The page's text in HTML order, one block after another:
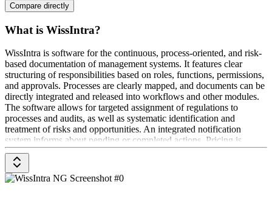
Compare directly
What is WissIntra?
WissIntra is software for the continuous, process-oriented, and risk-
based documentation of management systems. It features clear
structuring of responsibilities based on roles, functions, permissions,
and approvals. Processes are clearly mapped, and documents can be
directly integrated and released into workflows and other modules.
The software allows for targeted assignment of regulations to
processes and audits, as well as systematic identification and
treatment of risks and opportunities. An integrated notification
system informs about pending or completed actions. Pricing is
available upon request from the provider.